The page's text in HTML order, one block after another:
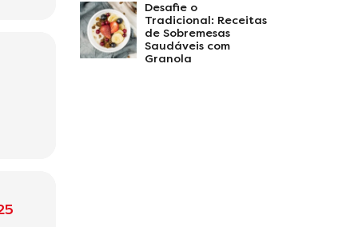
Desafie o
Tradicional: Receitas
de Sobremesas
Saudáveis com
Granola